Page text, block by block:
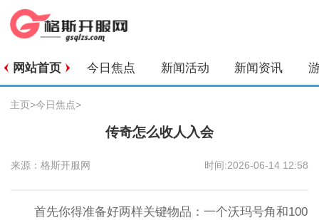
网站首页 今日焦点 新闻活动 新闻资讯
主页>今日焦点>
传奇怎么收人入会
来源：格斯开服网 时间:2026-06-14 12:58
首先你得准备好两样关键物品：一个沃玛号角和100